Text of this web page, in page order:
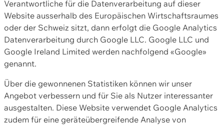
Verantwortliche für die Datenverarbeitung auf dieser
Website ausserhalb des Europäischen Wirtschaftsraumes
oder der Schweiz sitzt, dann erfolgt die Google Analytics
Datenverarbeitung durch Google LLC. Google LLC und
Google Ireland Limited werden nachfolgend «Google»
genannt.
Über die gewonnenen Statistiken können wir unser
Angebot verbessern und für Sie als Nutzer interessanter
ausgestalten. Diese Website verwendet Google Analytics
zudem für eine geräteübergreifende Analyse von